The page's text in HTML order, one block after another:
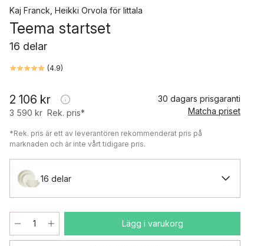
Kaj Franck Heikki Orvola för Iittala
Teema startset
16 delar
(4.9)
2 106 kr
3 590 kr Rek. pris*
30 dagars prisgaranti
Matcha priset
*Rek. pris är ett av leverantören rekommenderat pris på
marknaden och är inte vårt tidigare pris.
16 delar
Lägg i varukorg